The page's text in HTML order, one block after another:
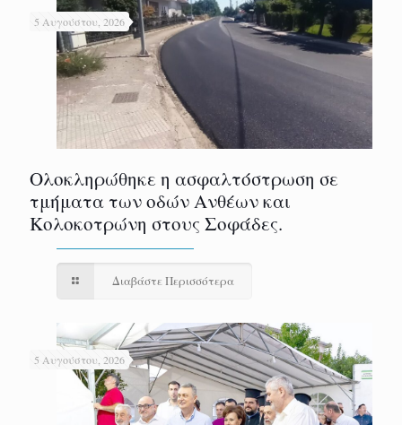
5 Αυγούστου, 2026
Ολοκληρώθηκε η ασφαλτόστρωση σε
τμήματα των οδών Ανθέων και
Κολοκοτρώνη στους Σοφάδες.
Διαβάστε Περισσότερα
5 Αυγούστου, 2026